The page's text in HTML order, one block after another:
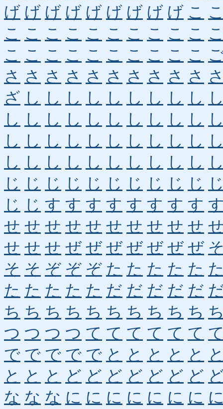
げ げ げ げ げ げ げ げ げ こ
こ こ こ こ こ こ こ こ こ こ
こ こ こ こ こ こ こ こ こ こ
さ さ さ さ さ さ さ さ さ さ
ざ し し し し し し し し し
し し し し し し し し し し
し し し し し し し し し し
し し し し し し し し し し
じ じ じ じ じ じ じ じ じ じ
じ じ す す す す す す す す
せ せ せ せ せ せ せ せ せ せ
せ せ せ ぜ ぜ ぜ ぜ ぜ ぜ ぜ
そ そ ぞ ぞ ぞ た た た た た
た た た た た だ だ だ だ だ
ち ち ち ち ち ち ち ち ち ち
つ つ つ つ て て て て て て
で で で で で と と と と と
と と と ど ど ど ど ど ど ど
な な な に に に に に に に